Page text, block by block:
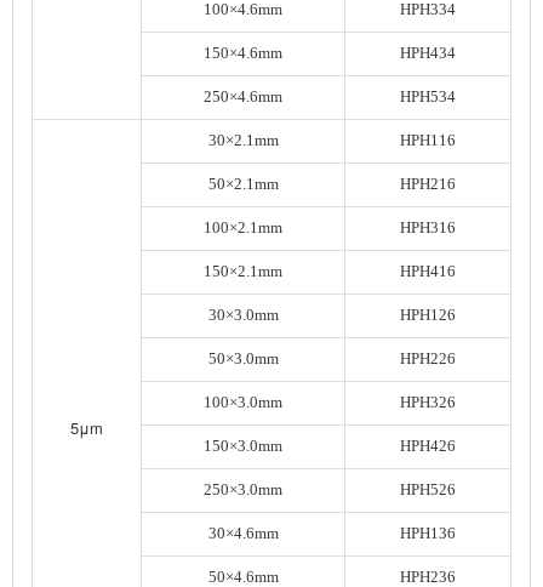
100×4.6mm HPH334
150×4.6mm HPH434
250×4.6mm HPH534
5μm
30×2.1mm HPH116
50×2.1mm HPH216
100×2.1mm HPH316
150×2.1mm HPH416
30×3.0mm HPH126
50×3.0mm HPH226
100×3.0mm HPH326
150×3.0mm HPH426
250×3.0mm HPH526
30×4.6mm HPH136
50×4.6mm HPH236